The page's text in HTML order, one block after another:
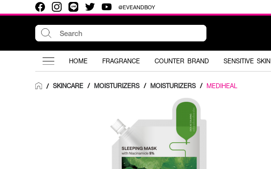
@EVEANDBOY
HOME FRAGRANCE COUNTER BRAND SENSITIVE SKIN
/ SKINCARE / MOISTURIZERS / MOISTURIZERS / MEDIHEAL